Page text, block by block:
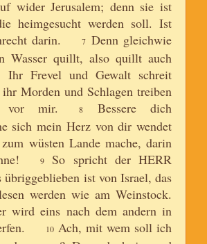
wider Jerusalem; denn sie ist
heimgesucht werden soll. Ist
darin.
7 Denn gleichwie
Wasser quillt, also quillt auch
Ihr Frevel und Gewalt schreit
Morden und Schlagen treiben
vor mir.
8
Bessere dich
sich mein Herz von dir wendet
wüsten Lande mache, darin
9
So spricht der HERR
übriggeblieben ist von Israel, das
werden wie am Weinstock.
wird eins nach dem andern in
10 Ach, mit wem soll ich